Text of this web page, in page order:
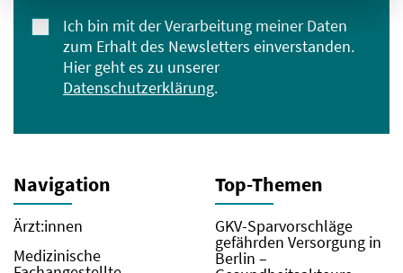
Ich bin mit der Verarbeitung meiner Daten
zum Erhalt des Newsletters einverstanden.
Hier geht es zu unserer
Datenschutzerklärung.
Navigation
Ärzt:innen
Medizinische
Top-Themen
GKV-Sparvorschläge
gefährden Versorgung in
Berlin –